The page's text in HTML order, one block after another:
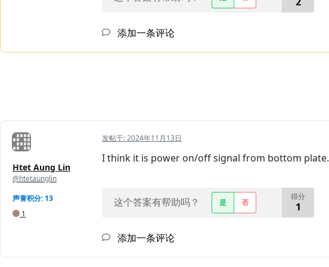
添加一条评论
Htet Aung Lin
@htetaunglin
声誉积分: 13
1
发帖于:2024年11月13日
I think it is power on/off signal from bottom plate.
这个答案有帮助吗？ 是 否
得分
1
添加一条评论